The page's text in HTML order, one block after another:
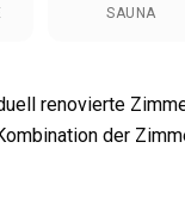
SAUNA
renovierte
der